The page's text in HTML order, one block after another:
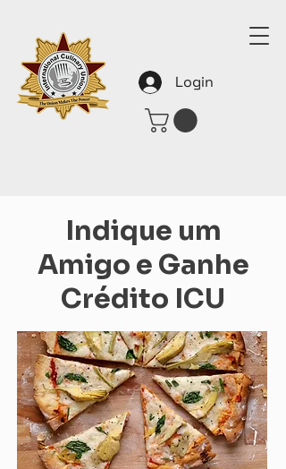
Login
Indique um
Amigo e Ganhe
Crédito ICU